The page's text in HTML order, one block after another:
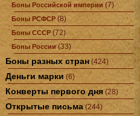
Боны Российской империи (7)
Боны РСФСР (8)
Боны СССР (72)
Боны России(33)
Боны разных стран (424)
Деньги марки (6)
Конверты первого дня (28)
Открытые письма (244)